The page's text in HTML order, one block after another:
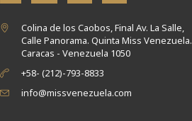
Colina de los Caobos, Final Av. La Salle,
Calle Panorama. Quinta Miss Venezuela.
Caracas - Venezuela 1050
+58- (212)-793-8833
info@missvenezuela.com